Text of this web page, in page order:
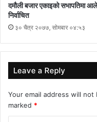
दमौली बजार एकाइको सभापतिमा आले
निर्वाचित
३० चैत्र २०७७, सोमबार ०४:५३
Leave a Reply
Your email address will not
marked *